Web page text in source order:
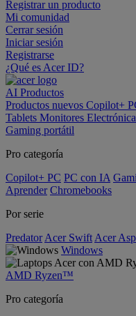
Registrar un producto
Mi comunidad
Cerrar sesión
Iniciar sesión
Registrarse
¿Qué es Acer ID?
AI Productos
Productos nuevos Copilot+
Tablets Monitores
Gaming portátil
Pro categoría
Copilot+ PC PC con IA
Aprender Chromebooks
Por serie
Predator Acer Swift Acer
Windows
AMD Ryzen™
Pro categoría